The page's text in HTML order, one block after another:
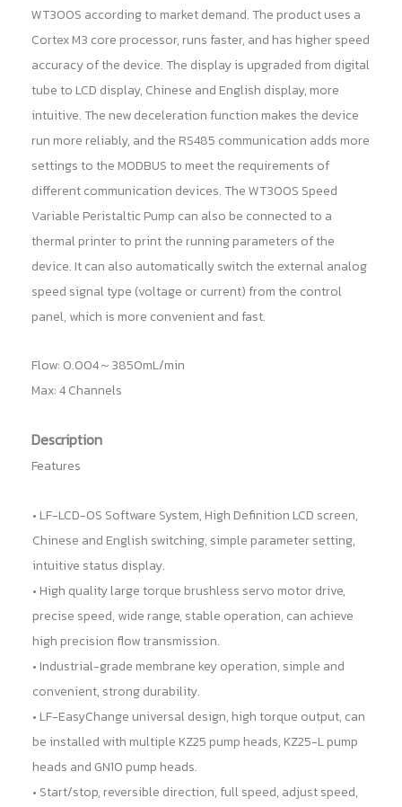
WT300S according to market demand. The product uses a
Cortex M3 core processor, runs faster, and has higher speed
accuracy of the device. The display is upgraded from digital
tube to LCD display, Chinese and English display, more
intuitive. The new deceleration function makes the device
run more reliably, and the RS485 communication adds more
settings to the MODBUS to meet the requirements of
different communication devices. The WT300S Speed
Variable Peristaltic Pump can also be connected to a
thermal printer to print the running parameters of the
device. It can also automatically switch the external analog
speed signal type (voltage or current) from the control
panel, which is more convenient and fast.
Flow: 0.004～3850mL/min
Max:4 Channels
Description
Features
• LF-LCD-OS Software System, High Definition LCD screen,
Chinese and English switching, simple parameter setting,
intuitive status display.
• High quality large torque brushless servo motor drive,
precise speed, wide range, stable operation, can achieve
high precision flow transmission.
• Industrial-grade membrane key operation, simple and
convenient, strong durability.
• LF-EasyChange universal design, high torque output, can
be installed with multiple KZ25 pump heads, KZ25-L pump
heads and GN10 pump heads.
• Start/stop, reversible direction, full speed, adjust speed,